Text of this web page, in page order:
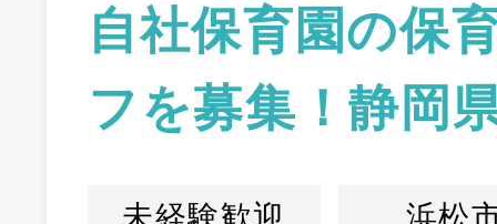
自社保育園の保
フを募集！静岡
未経験歓迎 浜松